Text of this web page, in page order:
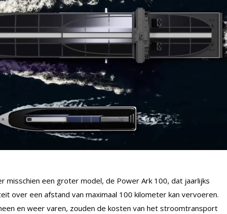
misschien een groter model, de Power Ark 100, dat jaarlijks
over een afstand van maximaal 100 kilometer kan vervoeren.
en weer varen, zouden de kosten van het stroomtransport